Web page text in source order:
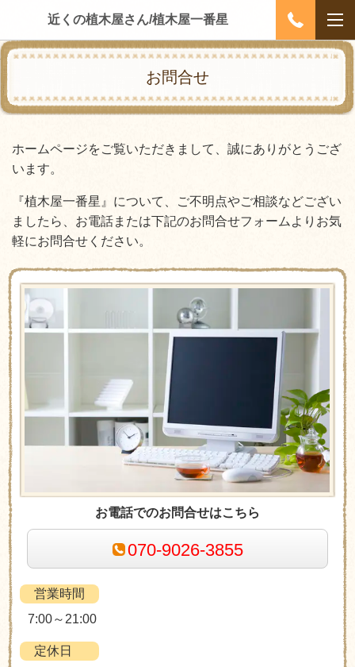
近くの植木屋さん/植木屋一番星
お問合せ
ホームページをご覧いただきまして、誠にありがとうござ
います。
『植木屋一番星』について、ご不明点やご相談などござい
ましたら、お電話または下記のお問合せフォームよりお気
軽にお問合せください。
お電話でのお問合せはこちら
070-9026-3855
営業時間
7:00～21:00
定休日